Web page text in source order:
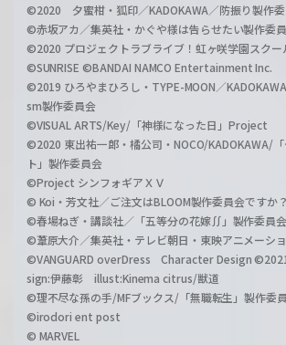
©2020 夕蜜柑・狐印／KADOKAWA／防振り製作
©赤坂アカ／集英社・かぐや様は告らせたい製作委
©2020 プロジェクトラブライブ！虹ヶ咲学園スクー
©SUNRISE ©BANDAI NAMCO Entertainment Inc.
©2019 ひろやまひろし・TYPE-MOON／
sm製作委員会
©VISUAL ARTS/Key/「神様になった日」Project
©2020 東出祐一郎・橘公司・NOCO/KADOKAWA/
ト」製作委員会
©Project シンフォギアＸＶ
© Koi・芳文社／ご注文はBLOOM製作委員会ですか？
©春場ねぎ・講談社／「五等分の花嫁∬」製作委員会
©葦原大介／集英社・テレビ朝日・東映アニメーシ
©VANGUARD overDress Character Design
sign:伊藤彰 illust:Kinema citrus/獣道
©理不尽な孫の手/MFブックス/「無職転生」製作委
©irodori ent post
© MARVEL